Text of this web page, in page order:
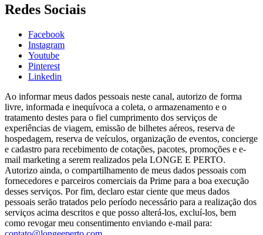
Redes Sociais
Facebook
Instagram
Youtube
Pinterest
Linkedin
Ao informar meus dados pessoais neste canal, autorizo de forma
livre, informada e inequívoca a coleta, o armazenamento e o
tratamento destes para o fiel cumprimento dos serviços de
experiências de viagem, emissão de bilhetes aéreos, reserva de
hospedagem, reserva de veículos, organização de eventos, concierge
e cadastro para recebimento de cotações, pacotes, promoções e e-
mail marketing a serem realizados pela LONGE E PERTO.
Autorizo ainda, o compartilhamento de meus dados pessoais com
fornecedores e parceiros comerciais da Prime para a boa execução
desses serviços. Por fim, declaro estar ciente que meus dados
pessoais serão tratados pelo período necessário para a realização dos
serviços acima descritos e que posso alterá-los, excluí-los, bem
como revogar meu consentimento enviando e-mail para: